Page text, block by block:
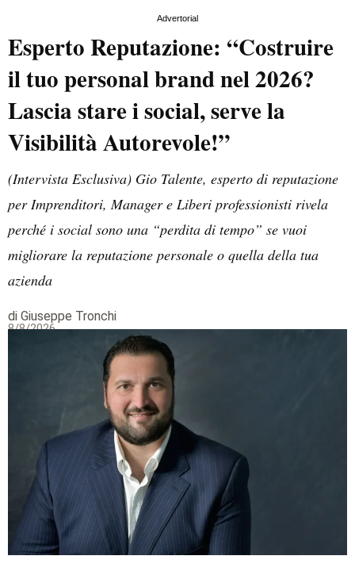
Advertorial
Esperto Reputazione: “Costruire
il tuo personal brand nel 2026?
Lascia stare i social, serve la
Visibilità Autorevole!”
(Intervista Esclusiva) Gio Talente, esperto di reputazione
per Imprenditori, Manager e Liberi professionisti rivela
perché i social sono una “perdita di tempo” se vuoi
migliorare la reputazione personale o quella della tua
azienda
di Giuseppe Tronchi
8/8/2026